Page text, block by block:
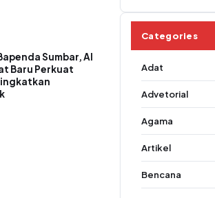
Sumbar, Al
Baru Perkuat
Categories
Adat
Advetorial
Agama
Artikel
Bencana